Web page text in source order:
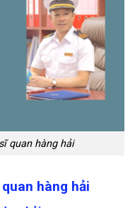
quan hàng hải
hàng hải